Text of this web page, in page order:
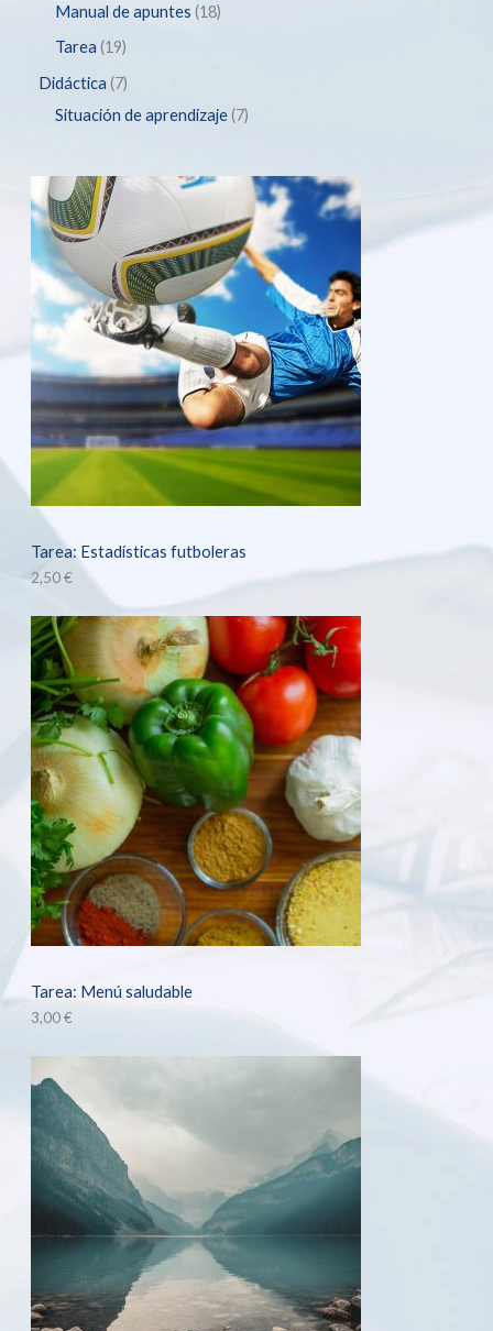
Manual de apuntes 18
Tarea 19
Didáctica 7
Situación de aprendizaje 7
Tarea: Estadísticas futboleras
2,50€
Tarea: Menú saludable
3,00€